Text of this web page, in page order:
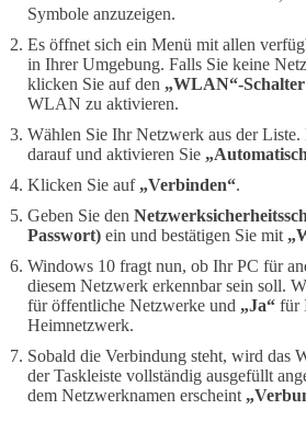
Symbole anzuzeigen.
Es öffnet sich ein Menü mit allen
in Ihrer Umgebung. Falls Sie keine
klicken Sie auf den „WLAN“-Schalter
WLAN zu aktivieren.
Wählen Sie Ihr Netzwerk aus der
darauf und aktivieren Sie
Klicken Sie auf „Verbinden“.
Geben Sie den
Passwort) ein und bestätigen Sie mit
Windows 10 fragt nun, ob Ihr PC für
diesem Netzwerk erkennbar sein soll.
für öffentliche Netzwerke und „Ja“ für
Heimnetzwerk.
Sobald die Verbindung steht, wird das
der Taskleiste vollständig ausgefüllt
dem Netzwerknamen erscheint